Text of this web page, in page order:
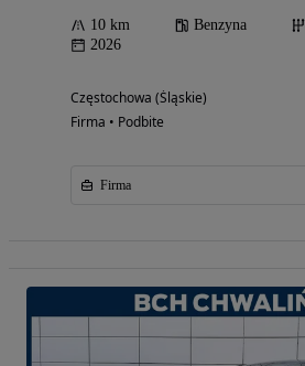
10 km Benzyna
2026
Częstochowa (Śląskie)
Firma • Podbite
Firma